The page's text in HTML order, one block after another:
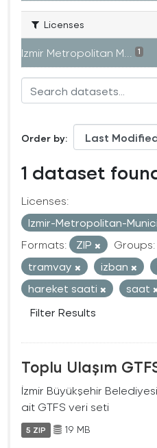
Licenses
Izmir Metropolitan M... 1
Order by
1 dataset
Licenses:
Izmir-Metropolitan-
Formats:
ZIP Groups:
tramvay
izban
hareket saati
saat
Filter Results
Toplu Ulaşım
İzmir Büyükşehir
ait GTFS veri seti
5 ZIP 19 MB